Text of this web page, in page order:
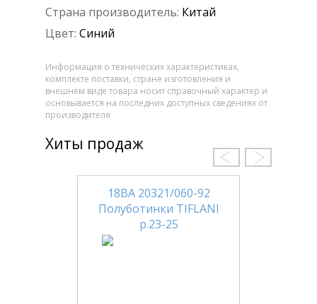
Страна производитель: Китай
Цвет: Синий
Информация о технических характеристиках,
комплекте поставки, стране изготовления и
внешнем виде товара носит справочный характер и
основывается на последних доступных сведениях от
производителя
Хиты продаж
18ВА 20321/060-92
Полуботинки TIFLANI
р.23-25